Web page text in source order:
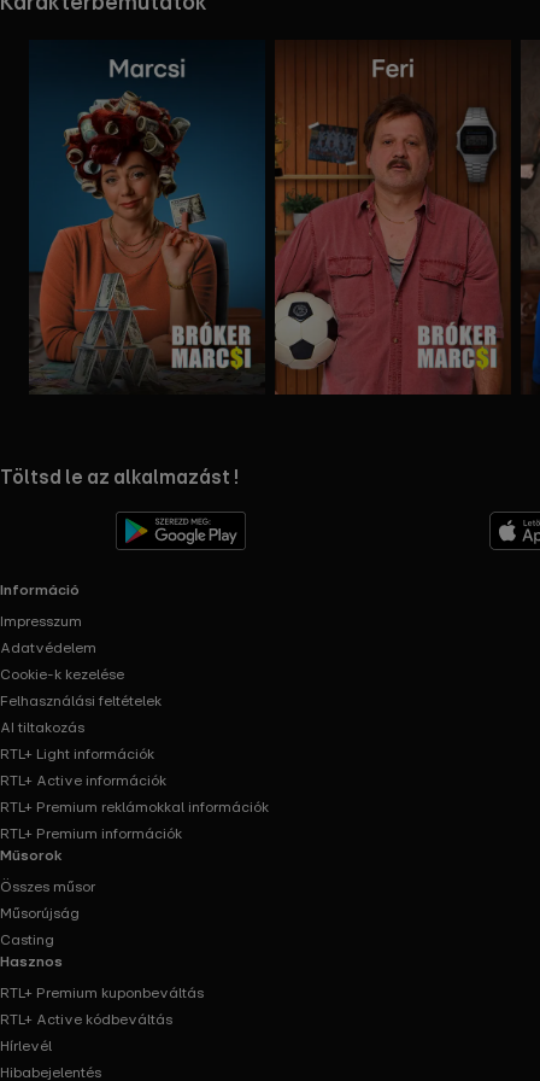
RTL+ useful links.
Töltsd le az alkalmazást !
Információ
Impresszum
Adatvédelem
Cookie-k kezelése
Felhasználási feltételek
AI tiltakozás
RTL+ Light információk
RTL+ Active információk
RTL+ Premium reklámokkal információk
RTL+ Premium információk
Műsorok
Összes műsor
Műsorújság
Casting
Hasznos
RTL+ Premium kuponbeváltás
RTL+ Active kódbeváltás
Hírlevél
Hibabejelentés